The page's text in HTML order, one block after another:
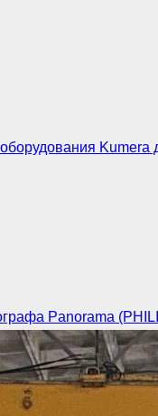
Panorama